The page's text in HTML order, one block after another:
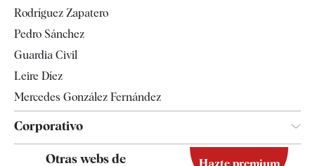
Televisión
Rodríguez Zapatero
Pedro Sánchez
Guardia Civil
Leire Díez
Mercedes González Fernández
Corporativo
Contacto
Otras webs de